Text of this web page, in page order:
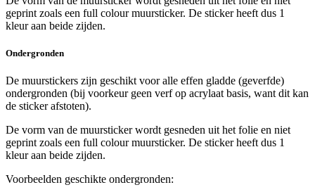
geprint zoals een full colour muursticker. De sticker heeft dus 1
kleur aan beide zijden.
Ondergronden
De muurstickers zijn geschikt voor alle effen gladde (geverfde)
ondergronden (bij voorkeur geen verf op acrylaat basis, want dit kan
de sticker afstoten).
De vorm van de muursticker wordt gesneden uit het folie en niet
geprint zoals een full colour muursticker. De sticker heeft dus 1
kleur aan beide zijden.
Voorbeelden geschikte ondergronden: